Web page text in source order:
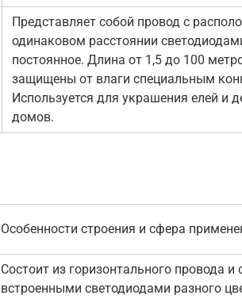
Представляет собой провод с
одинаковом расстоянии
постоянное. Длина от 1,5 до 100
защищены от влаги специальным
Используется для украшения елей и
домов.
Особенности строения и сфера
Состоит из горизонтального провода
встроенными светодиодами разного